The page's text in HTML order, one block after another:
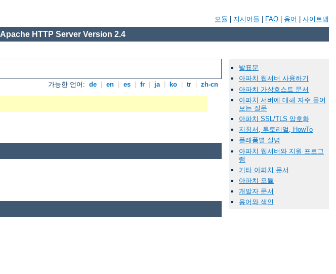
모듈 지시어들 FAQ 용어 사이트맵
Apache HTTP Server Version 2.4
가능한 언어: de en es fr ja ko tr zh-cn
발표문
아파치 웹서버 사용하기
아파치 가상호스트 문서
아파치 서버에 대해 자주 물어
보는 질문
아파치 SSL/TLS 암호화
지침서, 투토리얼, HowTo
플래폼별 설명
아파치 웹서버와 지원 프로그
램
기타 아파치 문서
아파치 모듈
개발자 문서
용어와 색인